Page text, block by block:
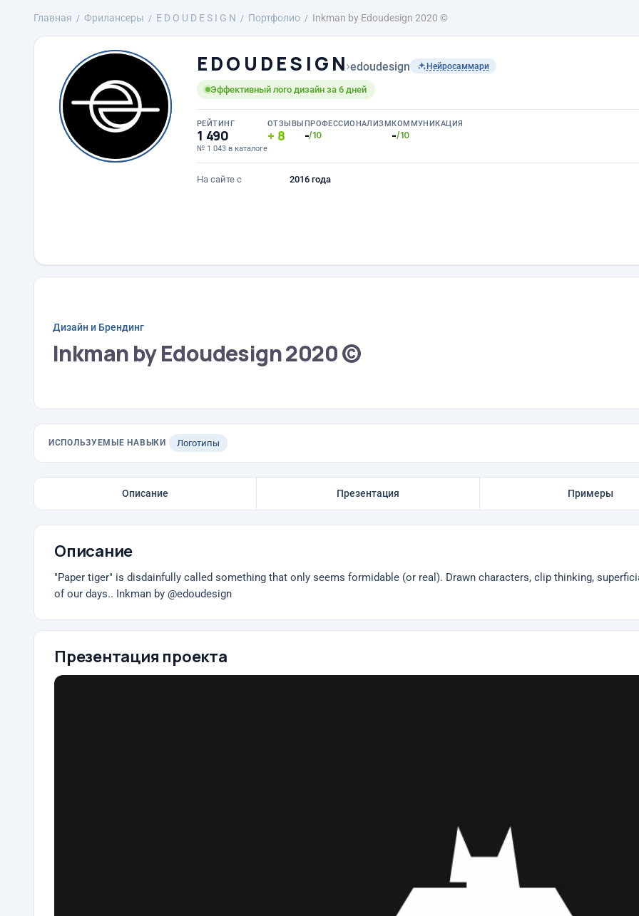
Главная Фрилансеры E D O U D E S I G N Портфолио Inkman by Edoudesign 2020 ©
E D O U D E S I G N›edoudesign Нейросаммари
Эффективный лого дизайн за 6 дней
РЕЙТИНГ
1 490
№ 1 043 в каталоге
ОТЗЫВЫ
8
ПРОФЕССИОНАЛИЗМ
-/10
КОММУНИКАЦИЯ
-/10
На сайте с 2016 года
Дизайн и Брендинг
Inkman by Edoudesign 2020 ©
ИСПОЛЬЗУЕМЫЕ НАВЫКИ Логотипы
Описание Презентация Примеры
Описание
"Paper tiger" is disdainfully called something that only seems formidable (or real). Drawn characters, clip thinking,
of our days.. Inkman by @edoudesign
Презентация проекта